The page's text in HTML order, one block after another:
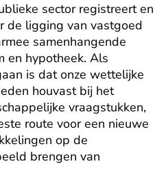
sector registreert en
de ligging van vastgoed
samenhangende
en hypotheek. Als
is dat onze wettelijke
houvast bij het
vraagstukken,
route voor een nieuwe
op de
brengen van